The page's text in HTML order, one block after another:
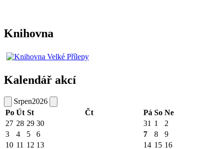
Knihovna
Kalendář akcí
Srpen2026
Po Út St Čt Pá So Ne
27 28 29 30 31 1
2
3
4 5 6 7 8
9
10 11 12 13 14 15 16